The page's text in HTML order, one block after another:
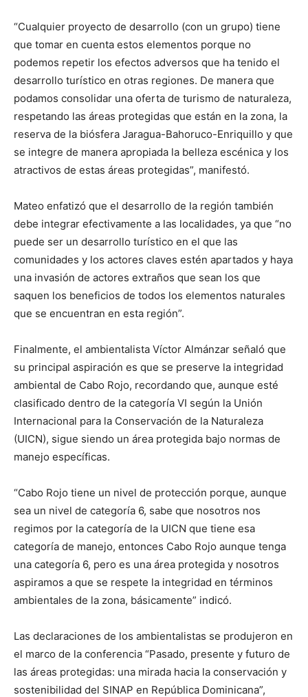
“Cualquier proyecto de desarrollo (con un grupo) tiene
que tomar en cuenta estos elementos porque no
podemos repetir los efectos adversos que ha tenido el
desarrollo turístico en otras regiones. De manera que
podamos consolidar una oferta de turismo de naturaleza,
respetando las áreas protegidas que están en la zona, la
reserva de la biósfera Jaragua-Bahoruco-Enriquillo y que
se integre de manera apropiada la belleza escénica y los
atractivos de estas áreas protegidas”, manifestó.
Mateo enfatizó que el desarrollo de la región también
debe integrar efectivamente a las localidades, ya que “no
puede ser un desarrollo turístico en el que las
comunidades y los actores claves estén apartados y haya
una invasión de actores extraños que sean los que
saquen los beneficios de todos los elementos naturales
que se encuentran en esta región”.
Finalmente, el ambientalista Víctor Almánzar señaló que
su principal aspiración es que se preserve la integridad
ambiental de Cabo Rojo, recordando que, aunque esté
clasificado dentro de la categoría VI según la Unión
Internacional para la Conservación de la Naturaleza
(UICN), sigue siendo un área protegida bajo normas de
manejo específicas.
“Cabo Rojo tiene un nivel de protección porque, aunque
sea un nivel de categoría 6, sabe que nosotros nos
regimos por la categoría de la UICN que tiene esa
categoría de manejo, entonces Cabo Rojo aunque tenga
una categoría 6, pero es una área protegida y nosotros
aspiramos a que se respete la integridad en términos
ambientales de la zona, básicamente” indicó.
Las declaraciones de los ambientalistas se produjeron en
el marco de la conferencia “Pasado, presente y futuro de
las áreas protegidas: una mirada hacia la conservación y
sostenibilidad del SINAP en República Dominicana”,